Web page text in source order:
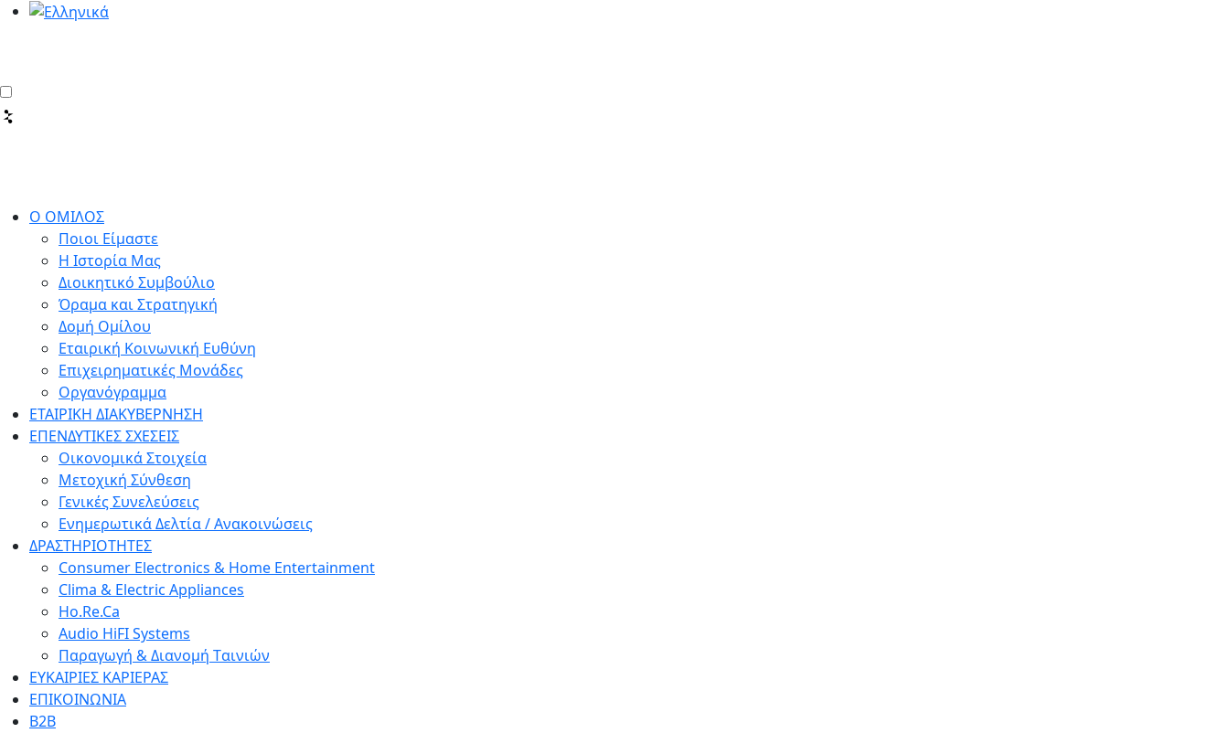
Ο ΟΜΙΛΟΣ
Ποιοι Είμαστε
Η Ιστορία Μας
Διοικητικό Συμβούλιο
Όραμα και Στρατηγική
Δομή Ομίλου
Εταιρική Κοινωνική Ευθύνη
Επιχειρηματικές Μονάδες
Οργανόγραμμα
ΕΤΑΙΡΙΚΗ ΔΙΑΚΥΒΕΡΝΗΣΗ
ΕΠΕΝΔΥΤΙΚΕΣ ΣΧΕΣΕΙΣ
Οικονομικά Στοιχεία
Μετοχική Σύνθεση
Γενικές Συνελεύσεις
Ενημερωτικά Δελτία / Ανακοινώσεις
ΔΡΑΣΤΗΡΙΟΤΗΤΕΣ
Consumer Electronics & Home Entertainment
Clima & Electric Appliances
Ho.Re.Ca
Audio HiFI Systems
Παραγωγή & Διανομή Tαινιών
ΕΥΚΑΙΡΙΕΣ ΚΑΡΙΕΡΑΣ
ΕΠΙΚΟΙΝΩΝΙΑ
Β2Β